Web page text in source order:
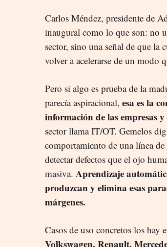
Carlos Méndez, presidente de
inaugural como lo que son: no
sector, sino una señal de que la
volver a acelerarse de un modo
Pero si algo es prueba de la
parecía aspiracional, esa es la
información de las empresas
sector llama IT/OT. Gemelos
comportamiento de una línea
detectar defectos que el ojo
masiva. Aprendizaje
produzcan y elimina esas
márgenes.
Casos de uso concretos los hay
Volkswagen, Renault,